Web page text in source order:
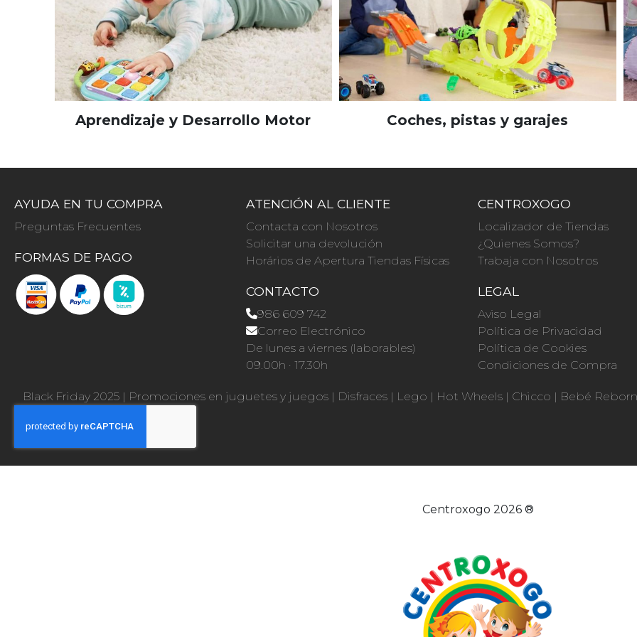
Aprendizaje y Desarrollo Motor Coches, pistas y garajes
AYUDA EN TU COMPRA
Preguntas Frecuentes
FORMAS DE PAGO
ATENCIÓN AL CLIENTE
Contacta con Nosotros
Solicitar una devolución
Horários de Apertura Tiendas Físicas
CONTACTO
986 609 742
Correo Electrónico
De lunes a viernes (laborables)
09.00h · 17.30h
CENTROXOGO
Localizador de Tiendas
¿Quienes Somos?
Trabaja con Nosotros
LEGAL
Aviso Legal
Política de Privacidad
Política de Cookies
Condiciones de Compra
Black Friday 2025 | Promociones en juguetes y juegos | Disfraces | Lego | Hot Wheels | Chicco | Bebé Reborn
Centroxogo 2026 ®